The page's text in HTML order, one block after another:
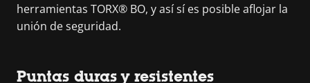
herramientas TORX® BO, y así sí es posible aflojar la
unión de seguridad.
Puntas duras y resistentes